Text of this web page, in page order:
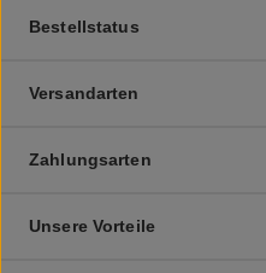
Bestellstatus
Versandarten
Zahlungsarten
Unsere Vorteile